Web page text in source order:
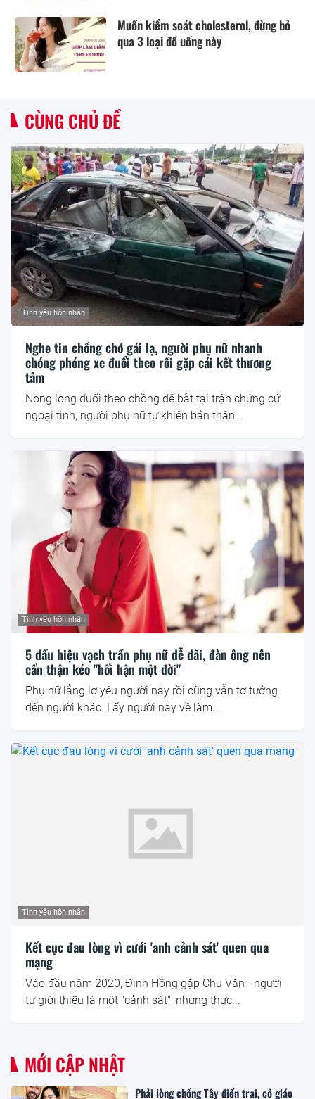
Muốn kiểm soát cholesterol, đừng bỏ
qua 3 loại đồ uống này
CÙNG CHỦ ĐỀ
Tình yêu hôn nhân
Nghe tin chồng chở gái lạ, người phụ nữ nhanh
chóng phóng xe đuổi theo rồi gặp cái kết thương
tâm
Nóng lòng đuổi theo chồng để bắt tại trận chứng cứ
ngoại tình, người phụ nữ tự khiến bản thân...
Tình yêu hôn nhân
5 dấu hiệu vạch trần phụ nữ dễ dãi, đàn ông nên
cẩn thận kéo "hối hận một đời"
Phụ nữ lẳng lơ yêu người này rồi cũng vẫn tơ tưởng
đến người khác. Lấy người này về làm...
Tình yêu hôn nhân
Kết cục đau lòng vì cưới 'anh cảnh sát' quen qua
mạng
Vào đầu năm 2020, Đinh Hồng gặp Chu Văn - người
tự giới thiệu là một "cảnh sát", nhưng thực...
MỚI CẬP NHẬT
Phải lòng chồng Tây điển trai, cô giáo